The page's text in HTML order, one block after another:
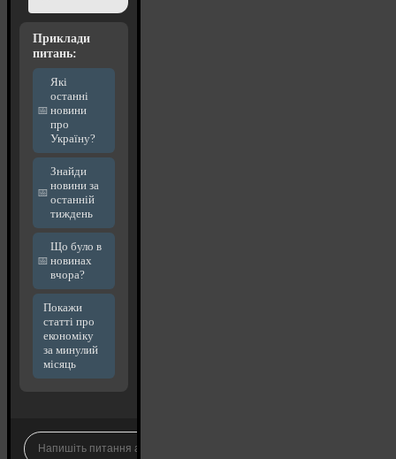
Приклади
питань:
Які
останні
новини
про
Україну?
Знайди
новини за
останній
тиждень
Що було в
новинах
вчора?
Покажи
статті про
економіку
за минулий
місяць